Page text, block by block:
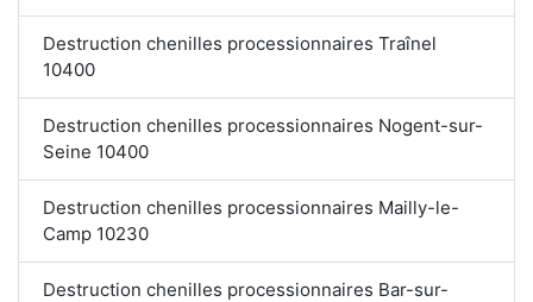
Destruction chenilles processionnaires Traînel
10400
Destruction chenilles processionnaires Nogent-sur-
Seine 10400
Destruction chenilles processionnaires Mailly-le-
Camp 10230
Destruction chenilles processionnaires Bar-sur-